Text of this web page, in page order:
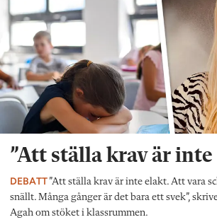
”Att ställa krav är inte
DEBATT”Att ställa krav är inte elakt. Att vara
snällt. Många gånger är det bara ett svek”,
Agah om stöket i klassrummen.